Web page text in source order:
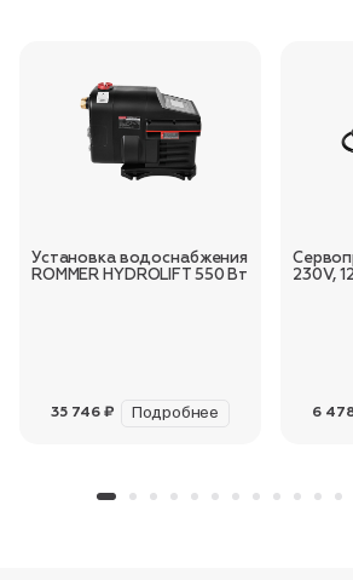
Установка водоснабжения
ROMMER HYDROLIFT 550 Вт
35 746 ₽ Подробнее
230V,
6